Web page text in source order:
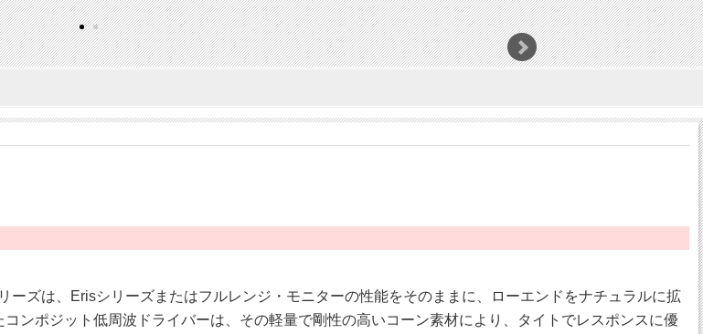
ズは、Erisシリーズまたはフルレンジ・モニターの性能をそのままに、ローエンドをナチュラルに拡
ンポジット低周波ドライバーは、その軽量で剛性の高いコーン素材により、タイトでレスポンスに優